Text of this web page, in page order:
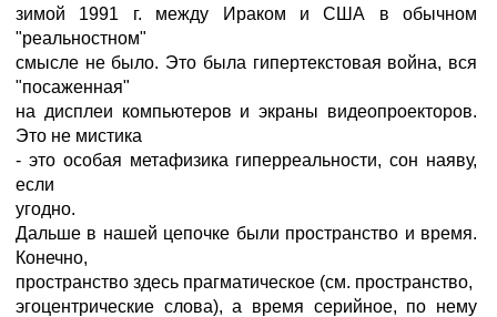
зимой 1991 г. между Ираком и США в обычном
"реальностном"
смысле не было. Это была гипертекстовая война, вся
"посаженная"
на дисплеи компьютеров и экраны видеопроекторов.
Это не мистика
- это особая метафизика гиперреальности, сон наяву,
если
угодно.
Дальше в нашей цепочке были пространство и время.
Конечно,
пространство здесь прагматическое (см. пространство,
эгоцентрические слова), а время серийное, по нему